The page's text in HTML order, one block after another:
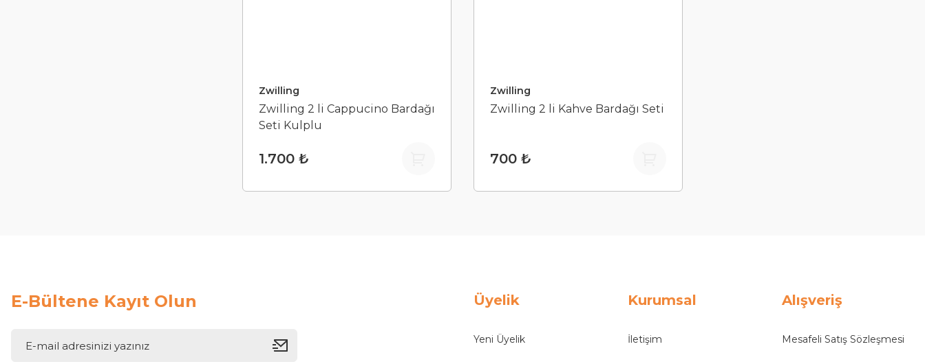
Zwilling
Zwilling 2 li Cappucino Bardağı
Seti Kulplu
1.700 ₺
Zwilling
Zwilling 2 li Kahve Bardağı Seti
700 ₺
E-Bültene Kayıt Olun Üyelik
Yeni Üyelik
Kurumsal
İletişim
Alışveriş
Mesafeli Satış Sözleşmesi